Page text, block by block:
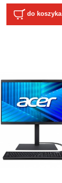
do koszyka